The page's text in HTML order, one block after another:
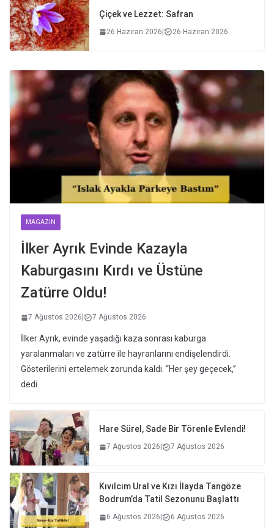
Çiçek ve Lezzet: Safran
26 Haziran 2026| 26 Haziran 2026
MAGAZIN
İlker Ayrık Evinde Kazayla
Kaburgasını Kırdı ve Üstüne
Zatürre Oldu!
7 Ağustos 2026 7 Ağustos 2026
İlker Ayrık, evinde yaşadığı kaza sonrası kaburga
yaralanmaları ve zatürre ile hayranlarını endişelendirdi.
Gösterilerini ertelemek zorunda kaldı. “Her şey geçecek,”
dedi.
Hare Sürel, Sade Bir Törenle Evlendi!
7 Ağustos 2026 7 Ağustos 2026
Kıvılcım Ural ve Kızı İlayda Tangöze
Bodrum’da Tatil Sezonunu Başlattı
6 Ağustos 2026 6 Ağustos 2026